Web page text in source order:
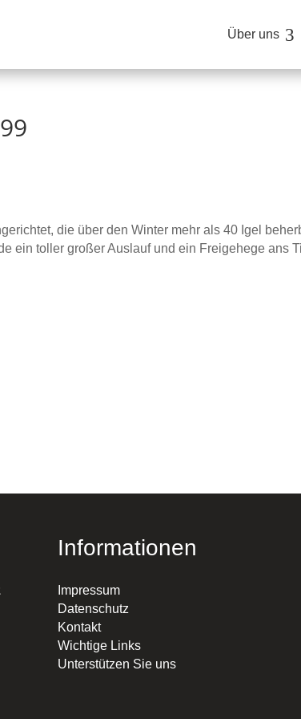
3
Über uns
die über den Winter mehr als 40 Igel
ein toller großer Auslauf und ein Freigehege ans
Informationen
Impressum
Datenschutz
Kontakt
Wichtige Links
Unterstützen Sie uns